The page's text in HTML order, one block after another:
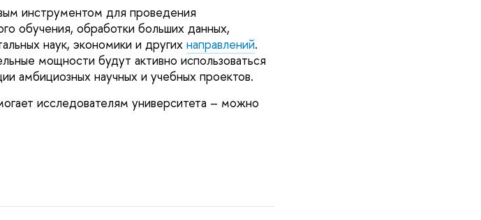
инструментом для проведения
обучения, обработки больших данных,
наук, экономики и других направлений.
мощности будут активно использоваться
амбициозных научных и учебных проектов.
исследователям университета – можно